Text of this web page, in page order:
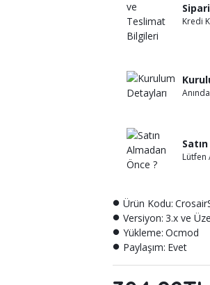
Kredi
Lütfen
Ürün Kodu:
Versiyon: 3.x ve
Yükleme: Ocmod
Paylaşım: Evet